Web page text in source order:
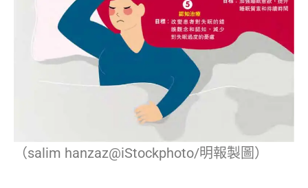
（salim hanzaz@iStockphoto/明報製圖）